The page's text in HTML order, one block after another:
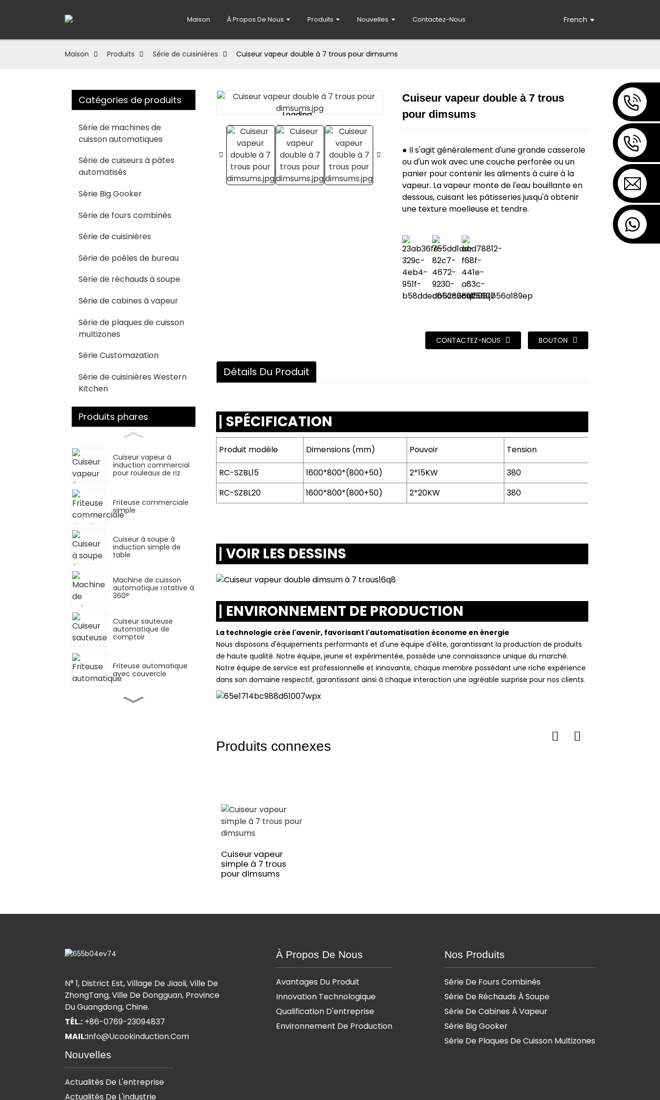
Maison À Propos De Nous Produits Nouvelles Contactez-Nous French
Maison Produits Série de cuisinières Cuiseur vapeur double à 7 trous pour dimsums
Catégories de produits
Série de machines de
cuisson automatiques
Série de cuiseurs à pâtes
automatisés
Série Big Gooker
Série de fours combinés
Série de cuisinières
Série de poêles de bureau
Série de réchauds à soupe
Série de cabines à vapeur
Série de plaques de cuisson
multizones
Série Customazation
Série de cuisinières Western
Kitchen
Produits phares
Cuiseur vapeur à
induction commercial
pour rouleaux de riz
Friteuse commerciale
simple
Cuiseur à soupe à
induction simple de
table
Machine de cuisson
automatique rotative à
360°
Cuiseur sauteuse
automatique de
comptoir
Friteuse automatique
avec couvercle
Loading...
Loading... Loading...
Loading...
Cuiseur vapeur double à 7 trous
pour dimsums
● Il s'agit généralement d'une grande casserole
ou d'un wok avec une couche perforée ou un
panier pour contenir les aliments à cuire à la
vapeur. La vapeur monte de l'eau bouillante en
dessous, cuisant les pâtisseries jusqu'à obtenir
une texture moelleuse et tendre.
CONTACTEZ-NOUS BOUTON
Détails Du Produit
SPÉCIFICATION
Produit modèle Dimensions (mm) Pouvoir Tension
RC-SZBL15 1600*800*(800+50) 2*15KW 380
RC-SZBL20
1600*800*(800+50) 2*20KW 380
VOIR LES DESSINS
ENVIRONNEMENT DE PRODUCTION
La technologie crée l'avenir, favorisant l'automatisation économe en énergie
Nous disposons d'équipements performants et d'une équipe d'élite, garantissant la production de produits
de haute qualité. Notre équipe, jeune et expérimentée, possède une connaissance unique du marché.
Notre équipe de service est professionnelle et innovante, chaque membre possédant une riche expérience
dans son domaine respectif, garantissant ainsi à chaque interaction une agréable surprise pour nos clients.
Produits connexes
Cuiseur vapeur
simple à 7 trous
pour dimsums
N° 1, District Est, Village De Jiaoli, Ville De
ZhongTang, Ville De Dongguan, Province
Du Guangdong, Chine.
TÉL.: +86-0769-23094837
MAIL:Info@ucookinduction.com
À Propos De Nous
Avantages Du Produit
Innovation Technologique
Qualification D'entreprise
Environnement De Production
Nos Produits
Série De Fours Combinés
Série De Réchauds À Soupe
Série De Cabines À Vapeur
Série Big Gooker
Série De Plaques De Cuisson Multizones
Nouvelles
Actualités De L'entreprise
Actualités De L'industrie